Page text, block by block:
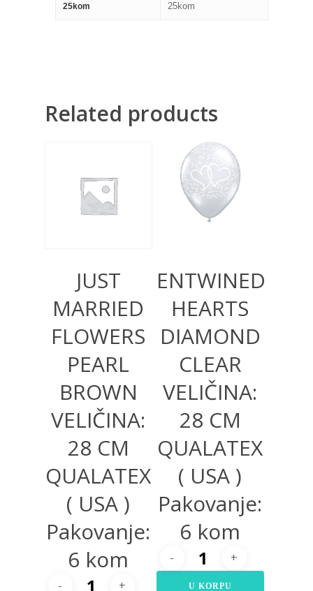
25kom 25kom
Related products
360,00RSD
JUST
MARRIED
FLOWERS
PEARL
BROWN
VELIČINA:
28 CM
QUALATEX
( USA )
Pakovanje:
6 kom
360,00 RSD
ENTWINED
HEARTS
DIAMOND
CLEAR
VELIČINA:
28 CM
QUALATEX
( USA )
Pakovanje:
6 kom
U KORPU